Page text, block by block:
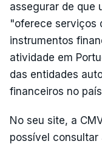
assegurar de que
"oferece serviços
instrumentos
atividade em
das entidades
financeiros no
No seu site, a
possível